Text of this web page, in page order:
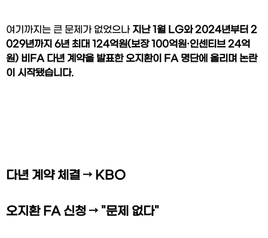
여기까지는 큰 문제가 없었으나 지난 1월 LG와 2024년부터 2
029년까지 6년 최대 124억원(보장 100억원·인센티브 24억
원) 비FA 다년 계약을 발표한 오지환이 FA 명단에 올리며 논란
이 시작됐습니다.
다년 계약 체결 → KBO
오지환 FA 신청 → "문제 없다"